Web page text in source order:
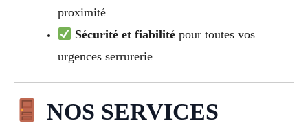
proximité
Sécurité et fiabilité pour toutes vos
urgences serrurerie
NOS SERVICES